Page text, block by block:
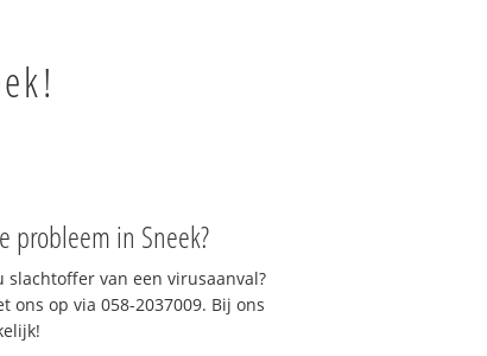
probleem in Sneek?
van een virusaanval?
op via 058-2037009. Bij ons